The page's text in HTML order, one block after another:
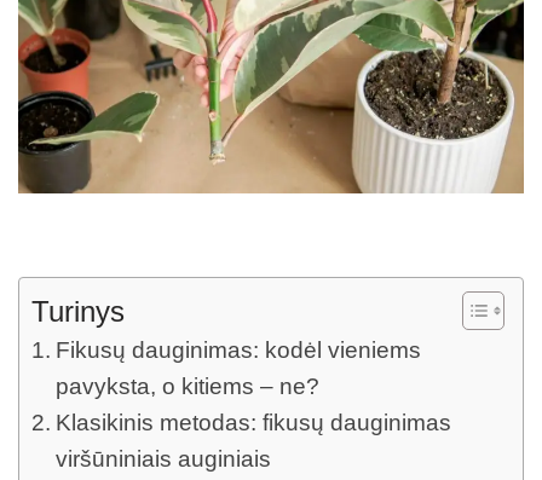
Turinys
Fikusų dauginimas: kodėl vieniems
pavyksta, o kitiems – ne?
Klasikinis metodas: fikusų dauginimas
viršūniniais auginiais